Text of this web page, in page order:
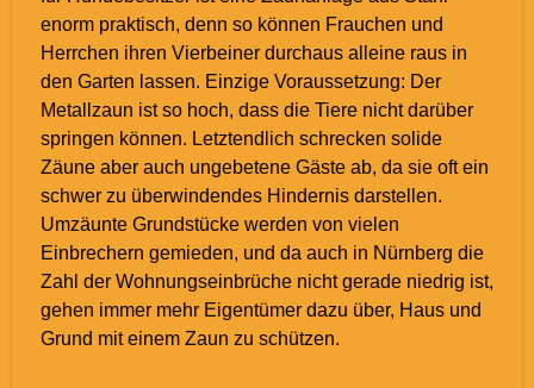
enorm praktisch, denn so können Frauchen und
Herrchen ihren Vierbeiner durchaus alleine raus in
den Garten lassen. Einzige Voraussetzung: Der
Metallzaun ist so hoch, dass die Tiere nicht darüber
springen können. Letztendlich schrecken solide
Zäune aber auch ungebetene Gäste ab, da sie oft ein
schwer zu überwindendes Hindernis darstellen.
Umzäunte Grundstücke werden von vielen
Einbrechern gemieden, und da auch in Nürnberg die
Zahl der Wohnungseinbrüche nicht gerade niedrig ist,
gehen immer mehr Eigentümer dazu über, Haus und
Grund mit einem Zaun zu schützen.